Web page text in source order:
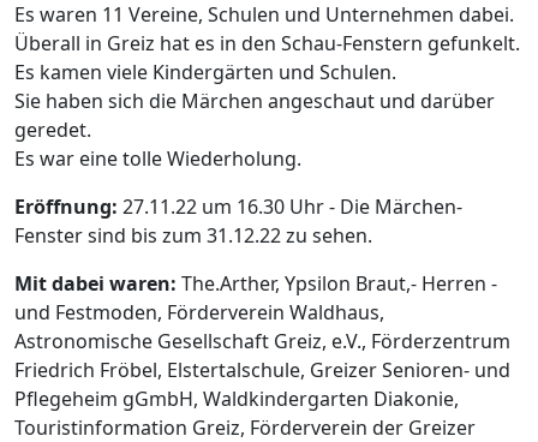
Es waren 11 Vereine, Schulen und Unternehmen dabei.
Überall in Greiz hat es in den Schau-Fenstern gefunkelt.
Es kamen viele Kindergärten und Schulen.
Sie haben sich die Märchen angeschaut und darüber
geredet.
Es war eine tolle Wiederholung.
Eröffnung: 27.11.22 um 16.30 Uhr - Die Märchen-
Fenster sind bis zum 31.12.22 zu sehen.
Mit dabei waren: The.Arther, Ypsilon Braut,- Herren -
und Festmoden, Förderverein Waldhaus,
Astronomische Gesellschaft Greiz, e.V., Förderzentrum
Friedrich Fröbel, Elstertalschule, Greizer Senioren- und
Pflegeheim gGmbH, Waldkindergarten Diakonie,
Touristinformation Greiz, Förderverein der Greizer